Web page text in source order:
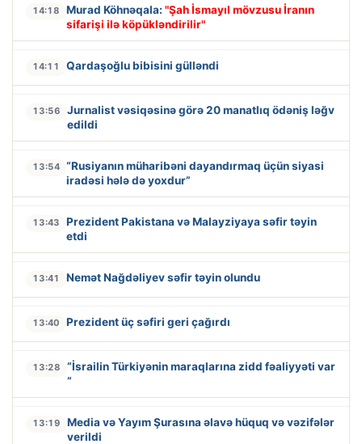
14:18 Murad Köhnəqala: "Şah İsmayıl mövzusu İranın
sifarişi ilə köpükləndirilir"
14:11 Qardaşoğlu bibisini gülləndi
13:56
Jurnalist vəsiqəsinə görə 20 manatlıq ödəniş ləğv
edildi
13:54 “Rusiyanın müharibəni dayandırmaq üçün siyasi
iradəsi hələ də yoxdur”
13:43
Prezident Pakistana və Malayziyaya səfir təyin
etdi
13:41 Nemət Nağdəliyev səfir təyin olundu
13:40 Prezident üç səfiri geri çağırdı
13:28
“İsrailin Türkiyənin maraqlarına zidd fəaliyyəti var
“
13:19
Media və Yayım Şurasına əlavə hüquq və vəzifələr
verildi